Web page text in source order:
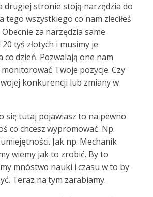
drugiej stronie stoją narzędzia do
tego wszystkiego co nam zleciłeś
za narzędzia same
20 tyś złotych i musimy je
co dzień. Pozwalają one nam
Twoje pozycje. Czy
konkurencji lub zmiany w
się tutaj pojawiasz to na pewno
co chcesz wypromować. Np.
umiejętności. Jak np. Mechanik
wiemy jak to zrobić. By to
mnóstwo nauki i czasu w to by
Teraz na tym zarabiamy.